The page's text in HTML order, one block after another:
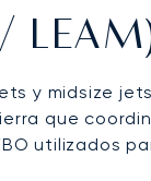
y midsize
que
utilizados